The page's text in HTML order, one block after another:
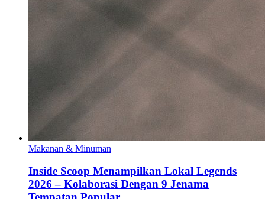
Makanan & Minuman
Inside Scoop Menampilkan Lokal Legends
2026 – Kolaborasi Dengan 9 Jenama